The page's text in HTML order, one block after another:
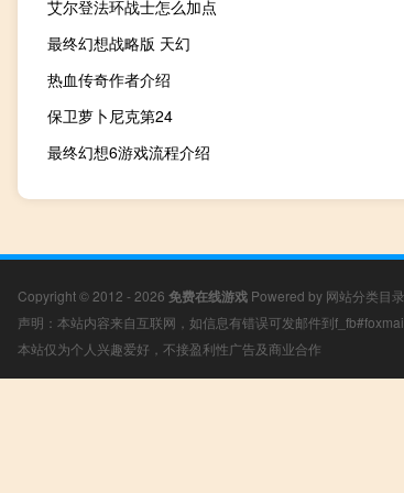
艾尔登法环战士怎么加点
最终幻想战略版 天幻
热血传奇作者介绍
保卫萝卜尼克第24
最终幻想6游戏流程介绍
Copyright © 2012 - 2026 免费在线游戏 Powered by 网站分类目录
声明：本站内容来自互联网，如信息有错误可发邮件到
本站仅为个人兴趣爱好，不接盈利性广告及商业合作